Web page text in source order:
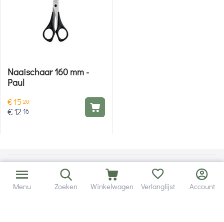
Naaischaar 160 mm -
Paul
€1520
€12 16
Menu Zoeken Winkelwagen Verlanglijst Account